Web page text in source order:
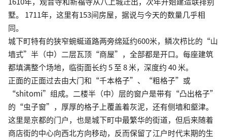
墅。 1711年，这里有153间房屋，据说与今天的数量几乎相
同。
城下町特有的狭窄蜿蜒道路两旁绵延约600米，鳞次栉比的“山
墙式”半（中）二层瓦顶“商屋”，全部都是开口。每座建筑
都填满整个场地，临街面长约 5 至 8 米，深度约 40 米。
正面的正面过去由大门和“千本格子”、“粗格子”或
“shitomi”组成。二楼半（中）层的窗户是带有“凸出格子”
的“虫子窗”，厚厚的格子上覆盖着灰泥，还有侧墙和壑津。
这里是京都的门户，也是城下町中最繁华的街道，但后来随着
商店街的中心向西北方向移动，反而保留了江户时代末期的生